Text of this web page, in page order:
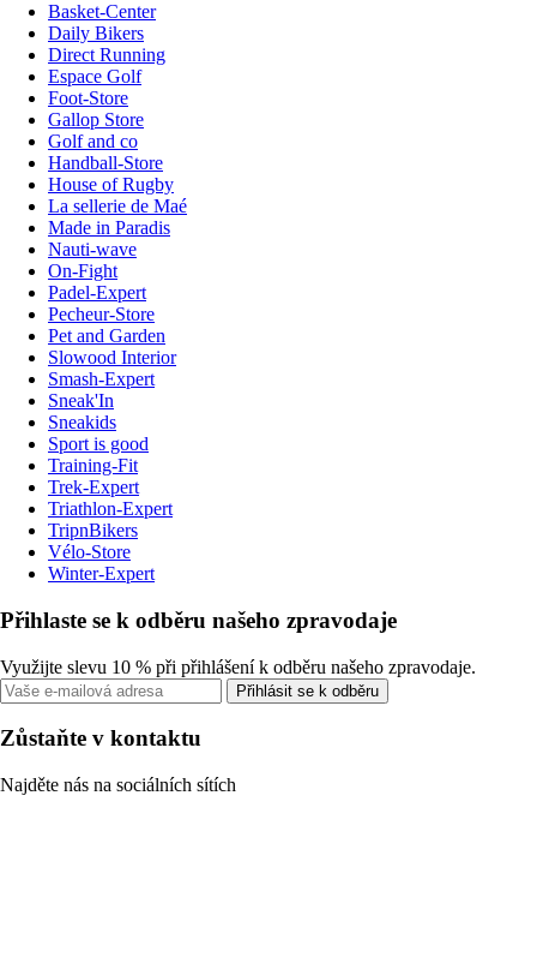
Basket-Center
Daily Bikers
Direct Running
Espace Golf
Foot-Store
Gallop Store
Golf and co
Handball-Store
House of Rugby
La sellerie de Maé
Made in Paradis
Nauti-wave
On-Fight
Padel-Expert
Pecheur-Store
Pet and Garden
Slowood Interior
Smash-Expert
Sneak'In
Sneakids
Sport is good
Training-Fit
Trek-Expert
Triathlon-Expert
TripnBikers
Vélo-Store
Winter-Expert
Přihlaste se k odběru našeho zpravodaje
Využijte slevu 10 % při přihlášení k odběru našeho zpravodaje.
Přihlásit se k odběru
Zůstaňte v kontaktu
Najděte nás na sociálních sítích